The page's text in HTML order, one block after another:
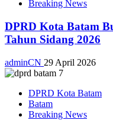
Breaking News
DPRD Kota Batam
Tahun Sidang 2026
adminCN 29 April 2026
DPRD Kota Batam
Batam
Breaking News